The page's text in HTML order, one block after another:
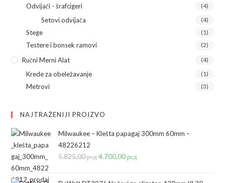
Odvijači - šrafcigeri (4)
Setovi odvijača (4)
Stege (1)
Testere i bonsek ramovi (2)
Ručni Merni Alat (4)
Krede za obeležavanje (1)
Metrovi (3)
NAJTRAŽENIJI PROIZVO
Milwaukee – Klešta papagaj 300mm 60mm –
48226212
5.825,00рсдOriginalna
4.700,00рсд